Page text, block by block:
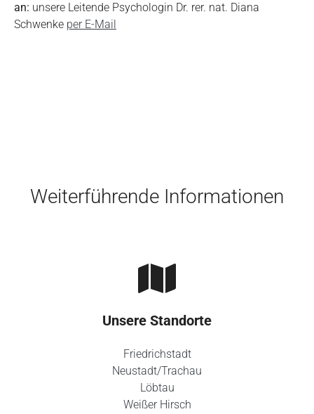
an: unsere Leitende Psychologin Dr. rer. nat. Diana
Schwenke per E-Mail
Weiterführende Informationen
Unsere Standorte
Friedrichstadt
Neustadt/Trachau
Löbtau
Weißer Hirsch